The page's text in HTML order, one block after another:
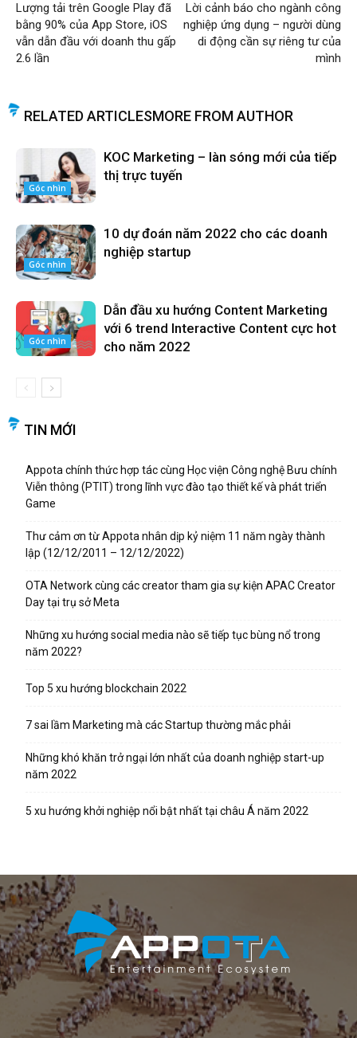
Lượng tải trên Google Play đã
bằng 90% của App Store, iOS
vẫn dẫn đầu với doanh thu gấp
2.6 lần
Lời cảnh báo cho ngành công
nghiệp ứng dụng – người dùng
di động cần sự riêng tư của
mình
RELATED ARTICLESMORE FROM AUTHOR
Góc nhìn
KOC Marketing – làn sóng mới của tiếp
thị trực tuyến
Góc nhìn
10 dự đoán năm 2022 cho các doanh
nghiệp startup
Góc nhìn
Dẫn đầu xu hướng Content Marketing
với 6 trend Interactive Content cực hot
cho năm 2022
TIN MỚI
Appota chính thức hợp tác cùng Học viện Công nghệ Bưu chính
Viễn thông (PTIT) trong lĩnh vực đào tạo thiết kế và phát triển
Game
Thư cảm ơn từ Appota nhân dịp kỷ niệm 11 năm ngày thành
lập (12/12/2011 – 12/12/2022)
OTA Network cùng các creator tham gia sự kiện APAC Creator
Day tại trụ sở Meta
Những xu hướng social media nào sẽ tiếp tục bùng nổ trong
năm 2022?
Top 5 xu hướng blockchain 2022
7 sai lầm Marketing mà các Startup thường mắc phải
Những khó khăn trở ngại lớn nhất của doanh nghiệp start-up
năm 2022
5 xu hướng khởi nghiệp nổi bật nhất tại châu Á năm 2022